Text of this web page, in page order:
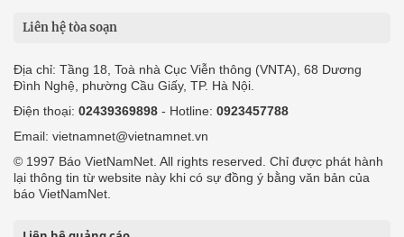
Liên hệ tòa soạn
Địa chỉ: Tầng 18, Toà nhà Cục Viễn thông (VNTA), 68 Dương
Đình Nghệ, phường Cầu Giấy, TP. Hà Nội.
Điện thoại: 02439369898 - Hotline: 0923457788
Email: vietnamnet@vietnamnet.vn
© 1997 Báo VietNamNet. All rights reserved. Chỉ được phát hành
lại thông tin từ website này khi có sự đồng ý bằng văn bản của
báo VietNamNet.